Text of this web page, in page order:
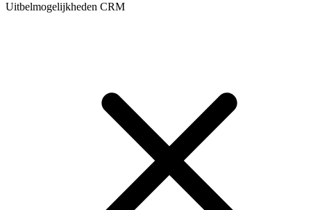
Uitbelmogelijkheden CRM